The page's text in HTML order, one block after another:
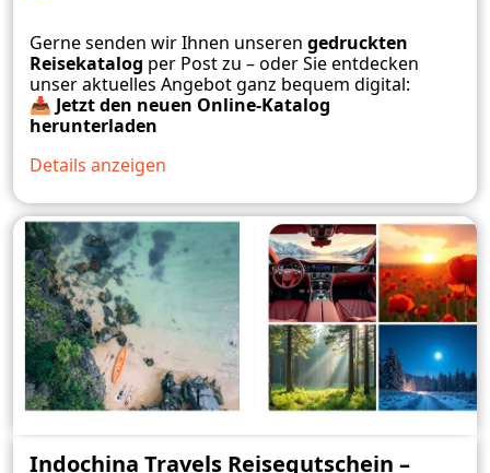
Gerne senden wir Ihnen unseren gedruckten
Reisekatalog per Post zu – oder Sie entdecken
unser aktuelles Angebot ganz bequem digital:
📥 Jetzt den neuen Online-Katalog
herunterladen
Details anzeigen
Indochina Travels Reisegutschein –